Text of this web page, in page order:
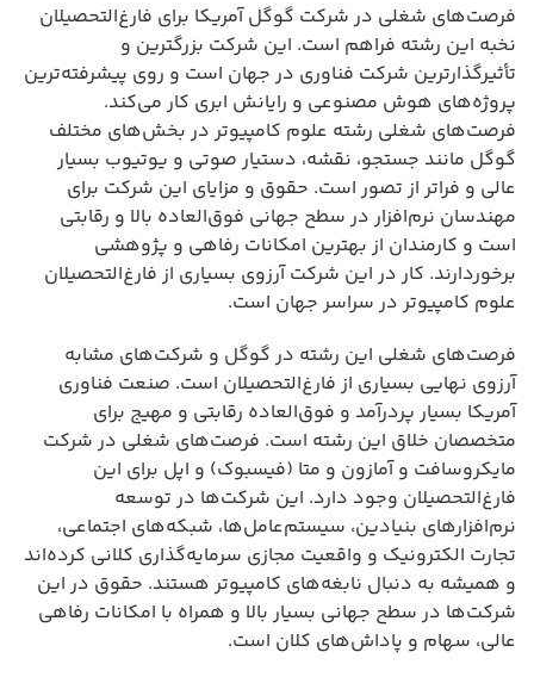
فرصت‌های شغلی در شرکت گوگل آمریکا برای فارغ‌التحصیلان
نخبه این رشته فراهم است. این شرکت بزرگترین و
تأثیرگذارترین شرکت فناوری در جهان است و روی پیشرفته‌ترین
پروژه‌های هوش مصنوعی و رایانش ابری کار می‌کند.
فرصت‌های شغلی رشته علوم کامپیوتر در بخش‌های مختلف
گوگل مانند جستجو، نقشه، دستیار صوتی و یوتیوب بسیار
عالی و فراتر از تصور است. حقوق و مزایای این شرکت برای
مهندسان نرم‌افزار در سطح جهانی فوق‌العاده بالا و رقابتی
است و کارمندان از بهترین امکانات رفاهی و پژوهشی
برخوردارند. کار در این شرکت آرزوی بسیاری از فارغ‌التحصیلان
علوم کامپیوتر در سراسر جهان است.
فرصت‌های شغلی این رشته در گوگل و شرکت‌های مشابه
آرزوی نهایی بسیاری از فارغ‌التحصیلان است. صنعت فناوری
آمریکا بسیار پردرآمد و فوق‌العاده رقابتی و مهیج برای
متخصصان خلاق این رشته است. فرصت‌های شغلی در شرکت
مایکروسافت و آمازون و متا (فیسبوک) و اپل برای این
فارغ‌التحصیلان وجود دارد. این شرکت‌ها در توسعه
نرم‌افزارهای بنیادین، سیستم‌عامل‌ها، شبکه‌های اجتماعی،
تجارت الکترونیک و واقعیت مجازی سرمایه‌گذاری کلانی کرده‌اند
و همیشه به دنبال نابغه‌های کامپیوتر هستند. حقوق در این
شرکت‌ها در سطح جهانی بسیار بالا و همراه با امکانات رفاهی
عالی، سهام و پاداش‌های کلان است.